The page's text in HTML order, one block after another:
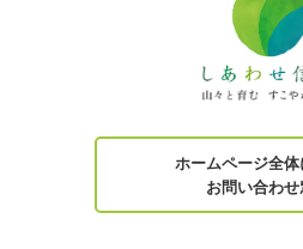
ホームページ全体
お問い合わせ